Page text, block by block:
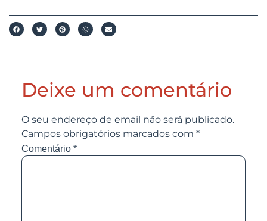
Deixe um comentário
O seu endereço de email não será publicado.
Campos obrigatórios marcados com *
Comentário *